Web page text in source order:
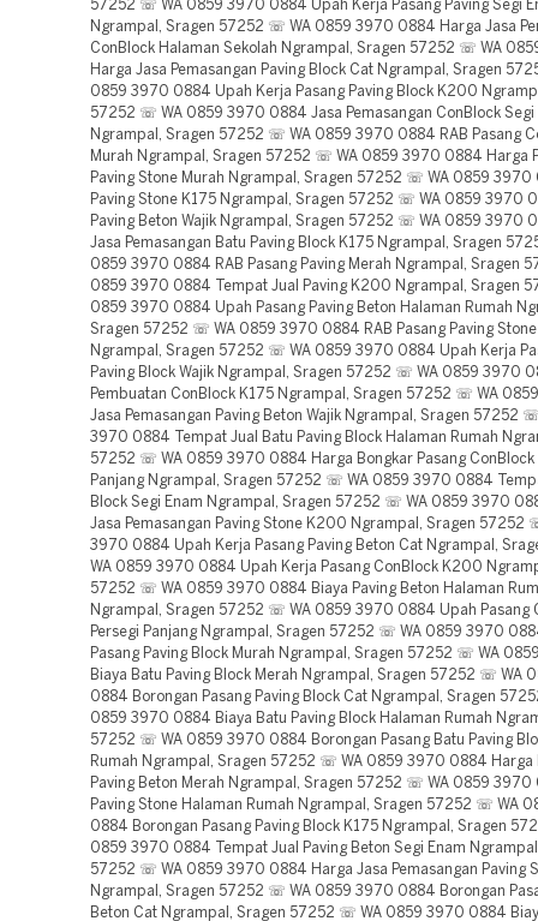
57252 ☏ WA 0859 3970 0884 Upah Kerja Pasang Paving Segi
Ngrampal, Sragen 57252 ☏ WA 0859 3970 0884 Harga Jasa
ConBlock Halaman Sekolah Ngrampal, Sragen 57252 ☏ WA
Harga Jasa Pemasangan Paving Block Cat Ngrampal, Sragen
0859 3970 0884 Upah Kerja Pasang Paving Block K200
57252 ☏ WA 0859 3970 0884 Jasa Pemasangan ConBlock Segi
Ngrampal, Sragen 57252 ☏ WA 0859 3970 0884 RAB Pasang
Murah Ngrampal, Sragen 57252 ☏ WA 0859 3970 0884 Harga
Paving Stone Murah Ngrampal, Sragen 57252 ☏ WA 0859 3970
Paving Stone K175 Ngrampal, Sragen 57252 ☏ WA 0859 3970
Paving Beton Wajik Ngrampal, Sragen 57252 ☏ WA 0859 3970
Jasa Pemasangan Batu Paving Block K175 Ngrampal, Sragen
0859 3970 0884 RAB Pasang Paving Merah Ngrampal, Sragen
0859 3970 0884 Tempat Jual Paving K200 Ngrampal, Sragen
0859 3970 0884 Upah Pasang Paving Beton Halaman Rumah
Sragen 57252 ☏ WA 0859 3970 0884 RAB Pasang Paving
Ngrampal, Sragen 57252 ☏ WA 0859 3970 0884 Upah Kerja
Paving Block Wajik Ngrampal, Sragen 57252 ☏ WA 0859 3970
Pembuatan ConBlock K175 Ngrampal, Sragen 57252 ☏ WA
Jasa Pemasangan Paving Beton Wajik Ngrampal, Sragen 57252
3970 0884 Tempat Jual Batu Paving Block Halaman Rumah
57252 ☏ WA 0859 3970 0884 Harga Bongkar Pasang ConBlock
Panjang Ngrampal, Sragen 57252 ☏ WA 0859 3970 0884
Block Segi Enam Ngrampal, Sragen 57252 ☏ WA 0859 3970
Jasa Pemasangan Paving Stone K200 Ngrampal, Sragen 57252
3970 0884 Upah Kerja Pasang Paving Beton Cat Ngrampal,
WA 0859 3970 0884 Upah Kerja Pasang ConBlock K200
57252 ☏ WA 0859 3970 0884 Biaya Paving Beton Halaman
Ngrampal, Sragen 57252 ☏ WA 0859 3970 0884 Upah Pasang
Persegi Panjang Ngrampal, Sragen 57252 ☏ WA 0859 3970
Pasang Paving Block Murah Ngrampal, Sragen 57252 ☏ WA
Biaya Batu Paving Block Merah Ngrampal, Sragen 57252 ☏ WA
0884 Borongan Pasang Paving Block Cat Ngrampal, Sragen
0859 3970 0884 Biaya Batu Paving Block Halaman Rumah
57252 ☏ WA 0859 3970 0884 Borongan Pasang Batu Paving
Rumah Ngrampal, Sragen 57252 ☏ WA 0859 3970 0884 Harga
Paving Beton Merah Ngrampal, Sragen 57252 ☏ WA 0859 3970
Paving Stone Halaman Rumah Ngrampal, Sragen 57252 ☏ WA
0884 Borongan Pasang Paving Block K175 Ngrampal, Sragen
0859 3970 0884 Tempat Jual Paving Beton Segi Enam
57252 ☏ WA 0859 3970 0884 Harga Jasa Pemasangan Paving
Ngrampal, Sragen 57252 ☏ WA 0859 3970 0884 Borongan
Beton Cat Ngrampal, Sragen 57252 ☏ WA 0859 3970 0884